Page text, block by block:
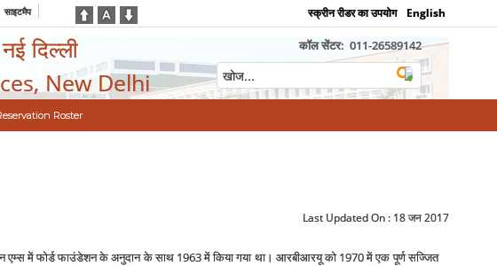
साइटमैप स्क्रीन रीडर का उपयोग English
दिल्ली
New Delhi
कॉल सेंटर: 011-26589142
Roster
Last Updated On : 18 जन 2017
एम्‍स में फोर्ड फाउंडेशन के अनुदान के साथ 1963 में किया गया था। आरबीआरयू को 1970 में एक पूर्ण सज्जित